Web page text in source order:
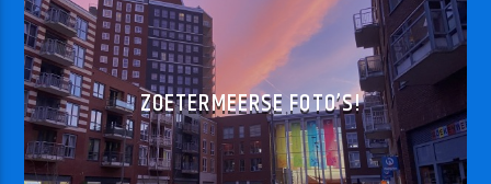
ZOETERMEERSE FOTO’S!